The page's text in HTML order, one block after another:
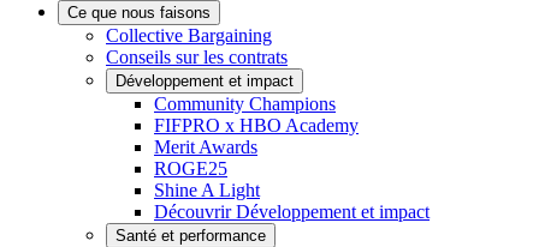
Ce que nous faisons
Collective Bargaining
Conseils sur les contrats
Développement et impact
Community Champions
FIFPRO x HBO Academy
Merit Awards
ROGE25
Shine A Light
Découvrir Développement et impact
Santé et performance